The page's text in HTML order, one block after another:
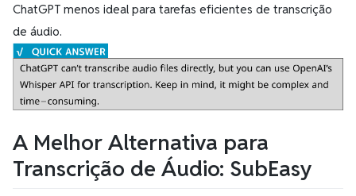
ChatGPT menos ideal para tarefas eficientes de transcrição
de áudio.
A Melhor Alternativa para
Transcrição de Áudio: SubEasy